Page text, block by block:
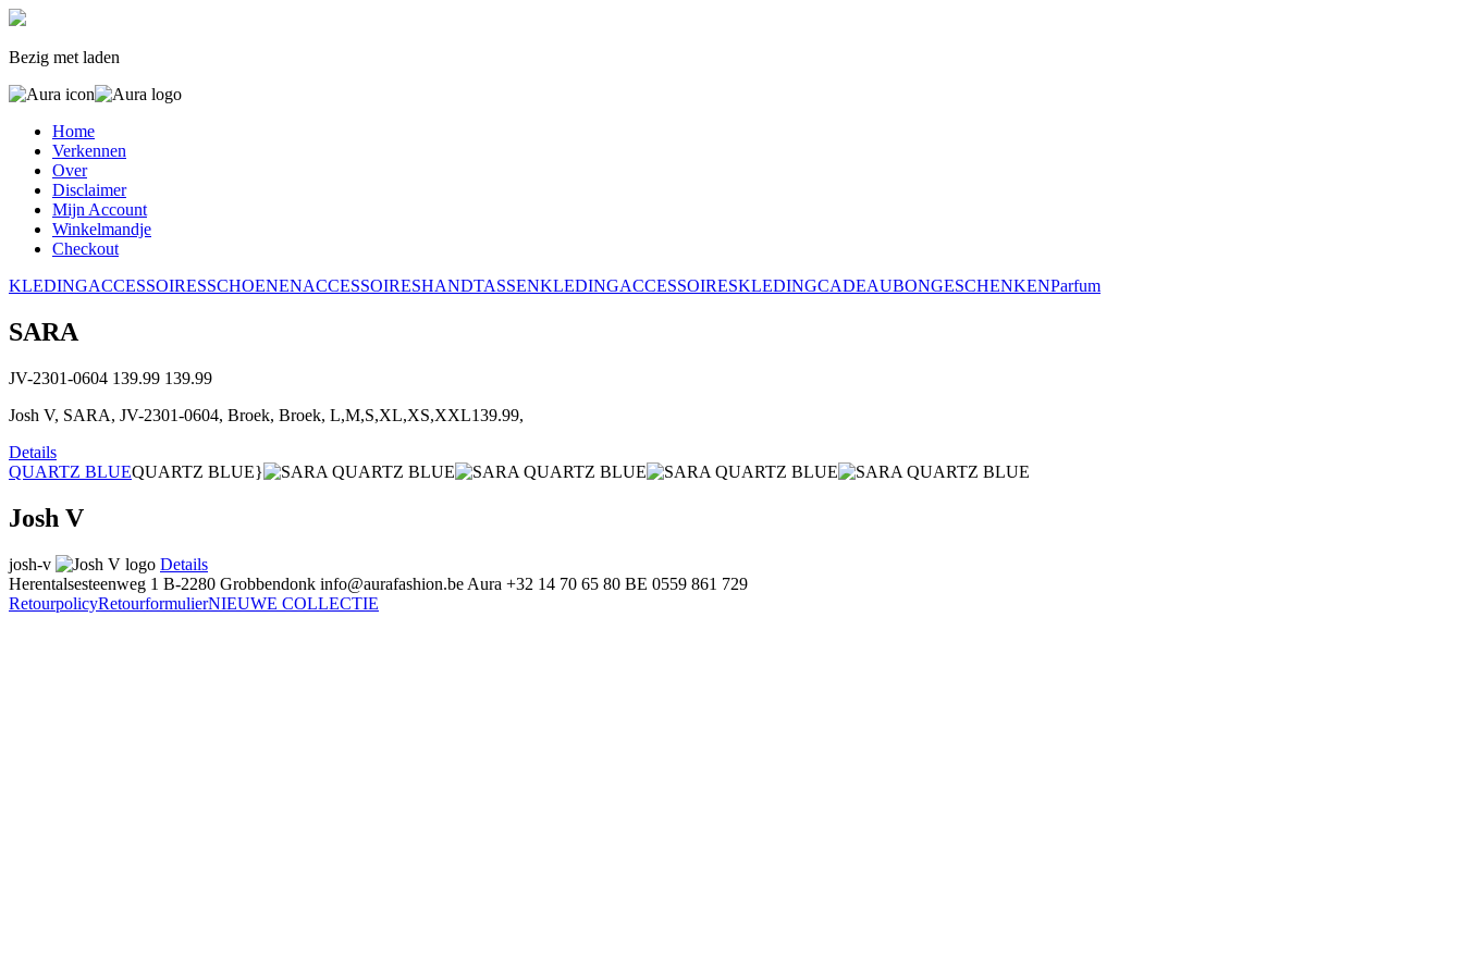
Bezig met laden
Home
Verkennen
Over
Disclaimer
Mijn Account
Winkelmandje
Checkout
KLEDINGACCESSOIRESSCHOENENACCESSOIRESHANDTASSENKLEDINGACCESSOIRESKLEDINGCADEAUBONGESCHENKENParfum
SARA
JV-2301-0604 139.99 139.99
Josh V, SARA, JV-2301-0604, Broek, Broek, L,M,S,XL,XS,XXL139.99,
Details
QUARTZ BLUEQUARTZ BLUE}
Josh V
josh-v
Details
Herentalsesteenweg 1 B-2280 Grobbendonk info@aurafashion.be Aura +32 14 70 65 80 BE 0559 861 729
RetourpolicyRetourformulierNIEUWE COLLECTIE